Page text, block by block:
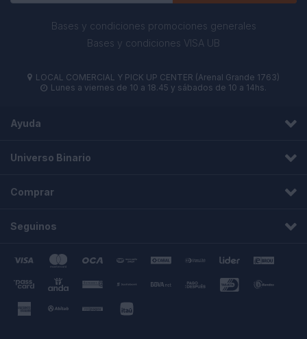
Bases y condiciones promociones generales
Bases y condiciones VISA UB
 LOCAL COMERCIAL Y PICK UP CENTER (Arenal Grande 1763)
 Lunes a viernes de 10 a 18.45 y sábados de 10 a 14hs.
Ayuda
Universo Binario
Comprar
Seguinos